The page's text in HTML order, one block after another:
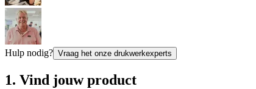
Hulp nodig? Vraag het onze drukwerkexperts
1. Vind jouw product